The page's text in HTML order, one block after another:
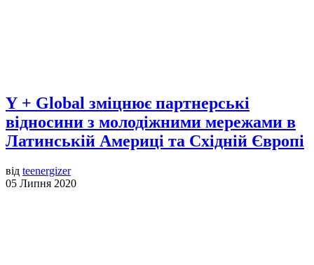
Y + Global зміцнює партнерські
відносини з молодіжними мережами в
Латинській Америці та Східній Європі
від teenergizer
05 Липня 2020